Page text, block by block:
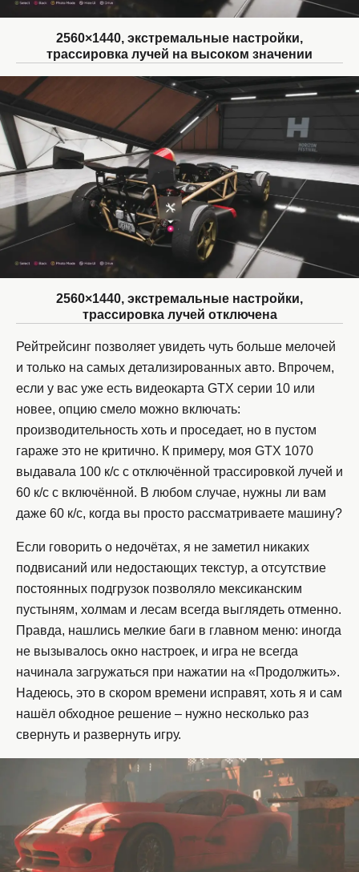
2560×1440, экстремальные настройки,
трассировка лучей на высоком значении
2560×1440, экстремальные настройки,
трассировка лучей отключена
Рейтрейсинг позволяет увидеть чуть больше мелочей
и только на самых детализированных авто. Впрочем,
если у вас уже есть видеокарта GTX серии 10 или
новее, опцию смело можно включать:
производительность хоть и проседает, но в пустом
гараже это не критично. К примеру, моя GTX 1070
выдавала 100 к/с с отключённой трассировкой лучей и
60 к/с с включённой. В любом случае, нужны ли вам
даже 60 к/с, когда вы просто рассматриваете машину?
Если говорить о недочётах, я не заметил никаких
подвисаний или недостающих текстур, а отсутствие
постоянных подгрузок позволяло мексиканским
пустыням, холмам и лесам всегда выглядеть отменно.
Правда, нашлись мелкие баги в главном меню: иногда
не вызывалось окно настроек, и игра не всегда
начинала загружаться при нажатии на «Продолжить».
Надеюсь, это в скором времени исправят, хоть я и сам
нашёл обходное решение – нужно несколько раз
свернуть и развернуть игру.